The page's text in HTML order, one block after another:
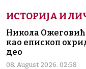
ИСТОРИЈА И
Никола
као епископ
део
08. August 2026. 02:58